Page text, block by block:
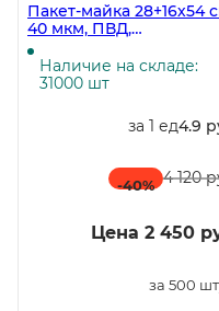
Пакет-майка 28+16х54
40 мкм, ПВД,
прозрачный, 500 штук
Наличие на складе:
31000 шт
за 1 ед4.9
-40% 4 120
Цена 2 450
за 500